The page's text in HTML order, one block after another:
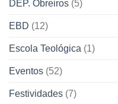
DEP. Obreiros (5)
EBD (12)
Escola Teológica (1)
Eventos (52)
Festividades (7)